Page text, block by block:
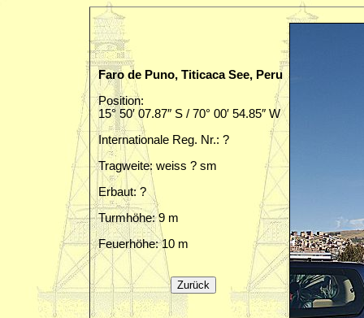
Faro de Puno, Titicaca See, Peru
Position:
15° 50′ 07.87″ S / 70° 00′ 54.85″ W
Internationale Reg. Nr.: ?
Tragweite: weiss ? sm
Erbaut: ?
Turmhöhe: 9 m
Feuerhöhe: 10 m